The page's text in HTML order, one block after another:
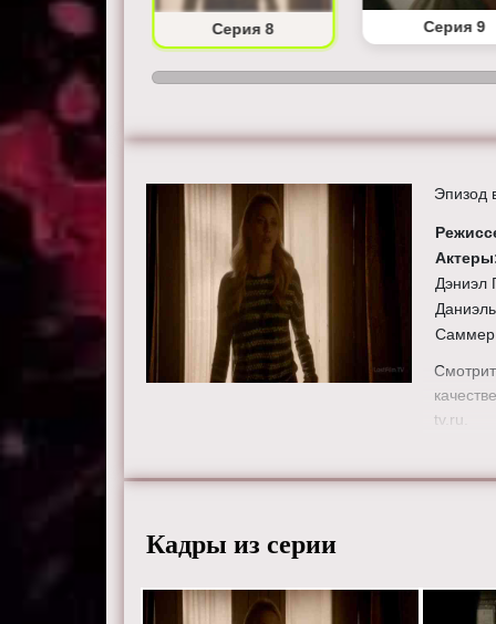
Серия 7 Серия 8 Серия 9
Эпизод
Дэниэл
Саммер
tv.ru.
Кадры из серии